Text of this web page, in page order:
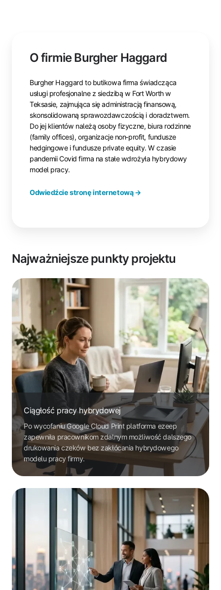
O firmie Burgher Haggard
Burgher Haggard to butikowa firma świadcząca
usługi profesjonalne z siedzibą w Fort Worth w
Teksasie, zajmująca się administracją finansową,
skonsolidowaną sprawozdawczością i doradztwem.
Do jej klientów należą osoby fizyczne, biura rodzinne
(family offices), organizacje non‑profit, fundusze
hedgingowe i fundusze private equity. W czasie
pandemii Covid firma na stałe wdrożyła hybrydowy
model pracy.
Odwiedźcie stronę internetową →
Najważniejsze punkty projektu
Ciągłość pracy hybrydowej
Po wycofaniu Google Cloud Print platforma ezeep
zapewniła pracownikom zdalnym możliwość dalszego
drukowania czeków bez zakłócania hybrydowego
modelu pracy firmy.